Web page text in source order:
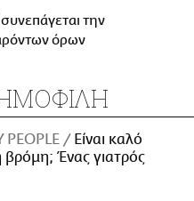
την
όρων
PEOPLE
Είναι καλό
βρόμη; Ένας γιατρός